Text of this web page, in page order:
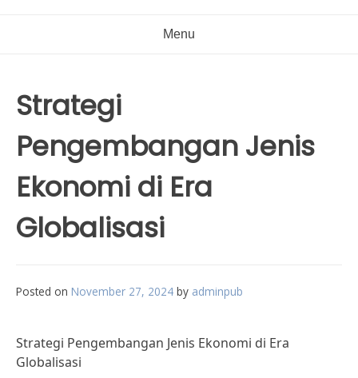
Menu
Strategi
Pengembangan Jenis
Ekonomi di Era
Globalisasi
Posted on November 27, 2024 by adminpub
Strategi Pengembangan Jenis Ekonomi di Era
Globalisasi